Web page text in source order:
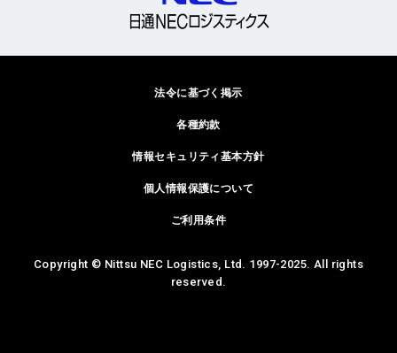
法令に基づく掲示
各種約款
情報セキュリティ基本方針
個人情報保護について
ご利用条件
Copyright © Nittsu NEC Logistics, Ltd. 1997-2025. All rights
reserved.